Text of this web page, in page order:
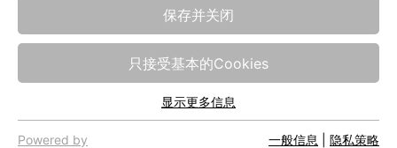
保存并关闭
只接受基本的Cookies
网站的基本功能需要基本cookies，以确保网站正常运行。
显示更多信息
Powered by
一般信息 隐私策略